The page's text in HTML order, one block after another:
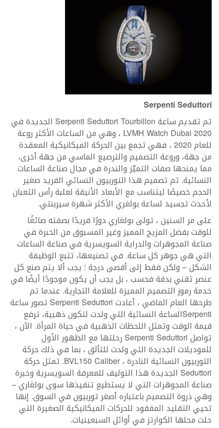
Serpenti Seduttori
تم تقديم ساعة Serpenti Seduttori Tourbillon الجديدة في
LVMH Watch Dubai 2020 ، وهي من الساعات الأكثر روعة
للعام 2020 ، فهي تجمع بين الحركة الميكانيكية المعقدة
من جهة، وروعة التصميم والترصيع الماسي من جهة أخرى،
مما يمنحها صفات التميّز والندرة في مجال صناعة الساعات
النسائية. تم تصميم هذا التوربيون النسائي الفريد صغير
الحجم خصيصًا ليتناسب مع الأبعاد الأنيقة لعلبة رأس الثعبان
لأحدث تجسيد لساعة بولغري الأكثر شهرة سيربنتي.
على مر السنين ، تولى بولغاري دورًا فريدًا بصفته صائغًا
للوقت بفضل المزيج المميز وغير المسبوق من الخبرة في
صناعة المجوهرات والدراية السويسرية في صناعة الساعات
التي هي جوهر كل ساعة. في تصنيعها، تتبع الوظيفة
الشكل – ولكن فقط إلى أقصى درجة ؛ يجب ألا يتم صنع كل
عنصر تقني بدقة فحسب ، بل يجب أن يكون موجودًا أيضًا في
خدمة رموز التصميم المميزة للعلامة التجارية. عندما تم
طرحها العام الماضي ، أعادت Serpenti Seduttori تصور ساعة
Serpentiالساعة النسائية التي ولدت لتكون ذهبية، ترفع
قيمة الوقت وتمثل اللحظات الذهبية في حياة المرأة. الآن ،
تواصل Serpenti Seduttori رحلتها مع الظهور الأول
للموديلات الجديدة التي ولدت للتألق ، بما في ذلك حركة
التوربيون النسائية النادرة ، BVL150 Caliber. تمثل حركة
Seduttori الجديدة هذا التوليف للمعرفة السويسرية وخبرة
صناعة المجوهرات التي لا يستطيع تنفيذها سوى بولغاري –
وهي ذروة التصميم باعتباره أصغر توربيون في السوق. إنها
تحيي التقليد المفقود للحركات الميكانيكية الصغيرة التي
حلت محلها الكوارتز في أوائل السبعينيات.